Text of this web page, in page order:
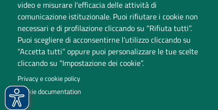
video e misurare l'efficacia delle attività di
comunicazione istituzionale. Puoi rifiutare i cookie non
necessari e di profilazione cliccando su “Rifiuta tutti”.
Puoi scegliere di acconsentirne l’utilizzo cliccando su
“Accetta tutti” oppure puoi personalizzare le tue scelte
cliccando su “Impostazione dei cookie”.
Privacy e cookie policy
Cookie documentation
Università degli Studi dell'Insubria
Sede legale: via Ravasi 2, 21100 Varese
Contact Center